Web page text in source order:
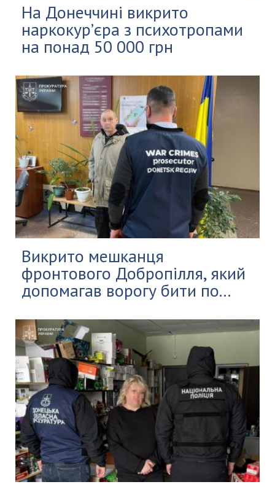
На Донеччині викрито
наркокур’єра з психотропами
на понад 50 000 грн
Викрито мешканця
фронтового Добропілля, який
допомагав ворогу бити по...